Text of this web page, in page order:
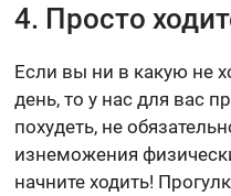
4. Просто
Если вы ни в какую не
день, то у нас для вас
похудеть, не
изнеможения
начните ходить!